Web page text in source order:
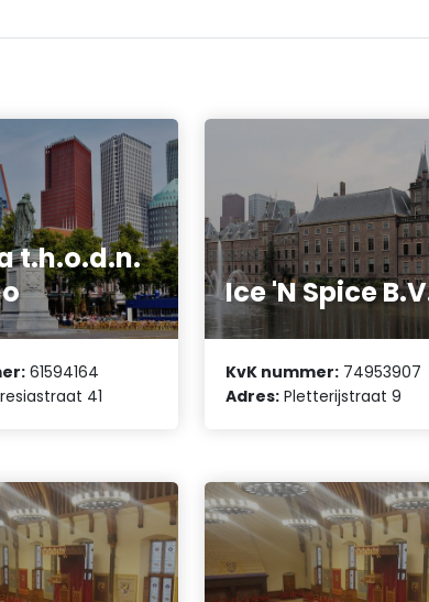
t.h.o.d.n.
61594164
41
Ice 'N Spice
KvK nummer: 74953907
Adres: Pletterijstraat 9